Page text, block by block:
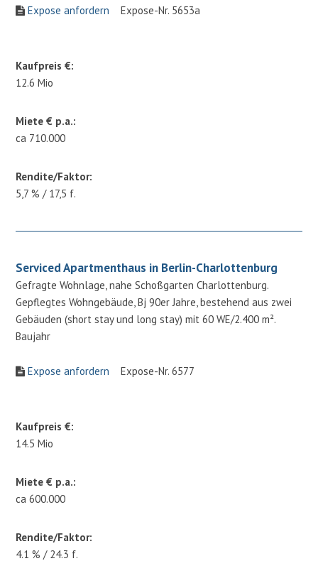
Expose anfordern Expose-Nr. 5653a
Kaufpreis €:
12.6 Mio
Miete € p.a.:
ca 710.000
Rendite/Faktor:
5,7 % / 17,5 f.
Serviced Apartmenthaus in Berlin-Charlottenburg
Gefragte Wohnlage, nahe Schoßgarten Charlottenburg.
Gepflegtes Wohngebäude, Bj 90er Jahre, bestehend aus zwei
Gebäuden (short stay und long stay) mit 60 WE/2.400 m².
Baujahr
Expose anfordern Expose-Nr. 6577
Kaufpreis €:
14.5 Mio
Miete € p.a.:
ca 600.000
Rendite/Faktor:
4.1 % / 24.3 f.